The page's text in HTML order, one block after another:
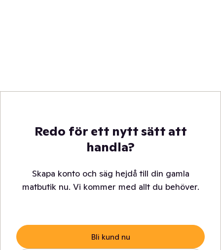
Redo för ett nytt sätt att
handla?
Skapa konto och säg hejdå till din gamla
matbutik nu. Vi kommer med allt du behöver.
Bli kund nu